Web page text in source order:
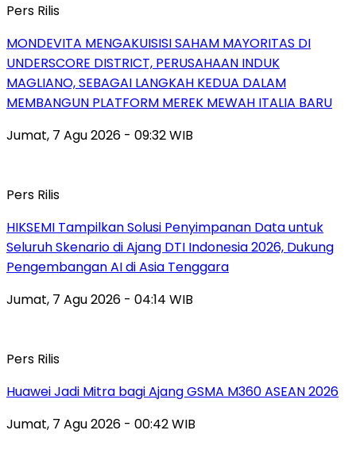
Pers Rilis
MONDEVITA MENGAKUISISI SAHAM MAYORITAS DI
UNDERSCORE DISTRICT, PERUSAHAAN INDUK
MAGLIANO, SEBAGAI LANGKAH KEDUA DALAM
MEMBANGUN PLATFORM MEREK MEWAH ITALIA BARU
Jumat, 7 Agu 2026 - 09:32 WIB
Pers Rilis
HIKSEMI Tampilkan Solusi Penyimpanan Data untuk
Seluruh Skenario di Ajang DTI Indonesia 2026, Dukung
Pengembangan AI di Asia Tenggara
Jumat, 7 Agu 2026 - 04:14 WIB
Pers Rilis
Huawei Jadi Mitra bagi Ajang GSMA M360 ASEAN 2026
Jumat, 7 Agu 2026 - 00:42 WIB